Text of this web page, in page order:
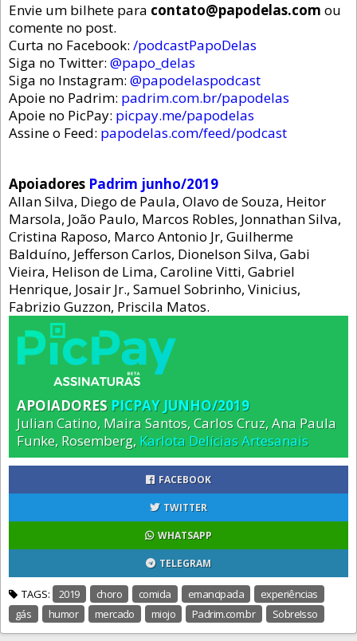
Envie um bilhete para contato@papodelas.com ou
comente no post.
Curta no Facebook: /podcastPapoDelas
Siga no Twitter: @papo_delas
Siga no Instagram: @papodelaspodcast
Apoie no Padrim: padrim.com.br/papodelas
Apoie no PicPay: picpay.me/papodelas
Assine o Feed: papodelas.com/feed/podcast
Apoiadores Padrim junho/2019
Allan Silva, Diego de Paula, Olavo de Souza, Heitor
Marsola, João Paulo, Marcos Robles, Jonnathan Silva,
Cristina Raposo, Marco Antonio Jr, Guilherme
Balduíno, Jefferson Carlos, Dionelson Silva, Gabi
Vieira, Helison de Lima, Caroline Vitti, Gabriel
Henrique, Josair Jr., Samuel Sobrinho, Vinicius,
Fabrizio Guzzon, Priscila Matos.
APOIADORES PICPAY JUNHO/2019
Julian Catino, Maira Santos, Carlos Cruz, Ana Paula
Funke, Rosemberg, Karlota Delícias Artesanais
FACEBOOK
TWITTER
WHATSAPP
TELEGRAM
TAGS: 2019 choro comida emancipada
experiências
gás
humor mercado miojo Padrim.com.br SobreIsso